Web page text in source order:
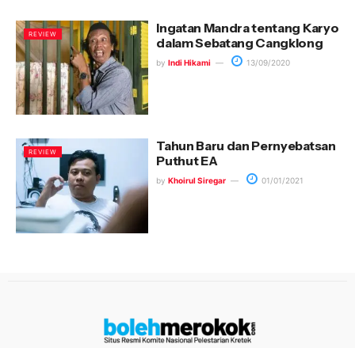
REVIEW
Ingatan Mandra tentang Karyo
dalam Sebatang Cangklong
by Indi Hikami 13/09/2020
REVIEW
Tahun Baru dan Pernyebatsan
Puthut EA
by Khoirul Siregar 01/01/2021